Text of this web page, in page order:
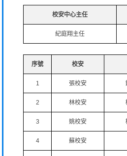
校安中心主任
紀庭翔主任
序號 校安
1 張校安
2 林校安
3 姚校安
4 蘇校安